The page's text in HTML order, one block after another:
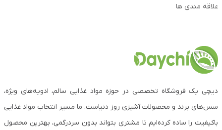
علاقه مندی ها
دیچی یک فروشگاه تخصصی در حوزه مواد غذایی سالم، ادویه‌های ویژه،
سس‌های برند و محصولات آشپزی روز دنیاست. ما مسیر انتخاب مواد غذایی
باکیفیت را ساده کرده‌ایم تا مشتری بتواند بدون سردرگمی، بهترین محصول